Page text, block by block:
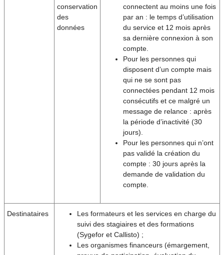
conservation
des
données
connectent au moins une fois
par an : le temps d’utilisation
du service et 12 mois après
sa dernière connexion à son
compte.
Pour les personnes qui
disposent d’un compte mais
qui ne se sont pas
connectées pendant 12 mois
consécutifs et ce malgré un
message de relance : après
la période d’inactivité (30
jours).
Pour les personnes qui n’ont
pas validé la création du
compte : 30 jours après la
demande de validation du
compte.
Destinataires
Les formateurs et les services en charge du
suivi des stagiaires et des formations
(Sygefor et Callisto) ;
Les organismes financeurs (émargement,